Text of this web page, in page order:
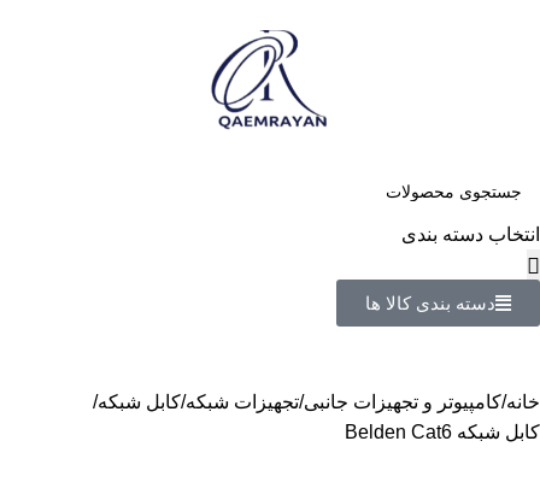
انتخاب دسته بندی
دسته بندی کالا ها
خانه کامپیوتر و تجهیزات جانبی تجهیزات شبکه کابل شبکه
کابل شبکه Belden Cat6